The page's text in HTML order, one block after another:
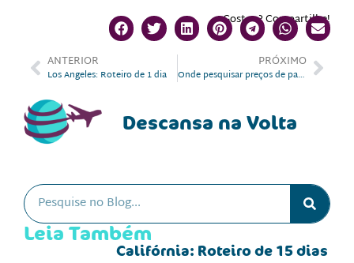
Gostou? Compartilhe!
ANTERIOR
Los Angeles: Roteiro de 1 dia
PRÓXIMO
Onde pesquisar preços de passagens aéreas
Descansa na Volta
Leia Também
Califórnia: Roteiro de 15 dias